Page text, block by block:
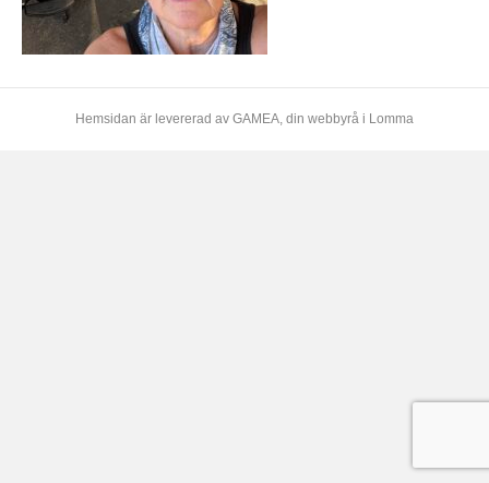
Hemsidan är levererad av GAMEA, din webbyrå i Lomma